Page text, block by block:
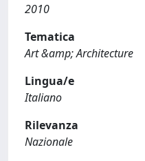
2010
Tematica
Art &amp; Architecture
Lingua/e
Italiano
Rilevanza
Nazionale